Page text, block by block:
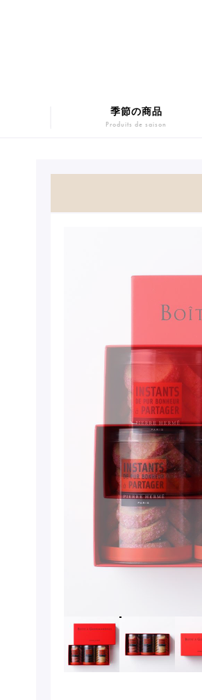
季節の商品
Produits de saison